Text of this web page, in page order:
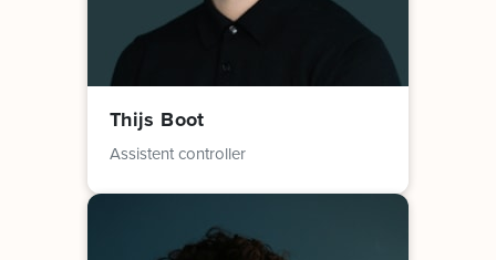
Thijs Boot
Assistent controller